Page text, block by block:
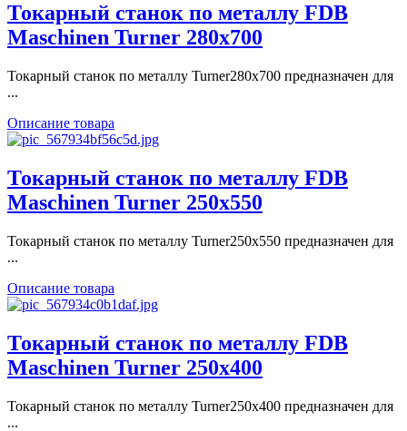
Токарный станок по металлу FDB
Maschinen Turner 280x700
Токарный станок по металлу Turner280x700 предназначен для
...
Описание товара
Токарный станок по металлу FDB
Maschinen Turner 250x550
Токарный станок по металлу Turner250x550 предназначен для
...
Описание товара
Токарный станок по металлу FDB
Maschinen Turner 250x400
Токарный станок по металлу Turner250x400 предназначен для
...